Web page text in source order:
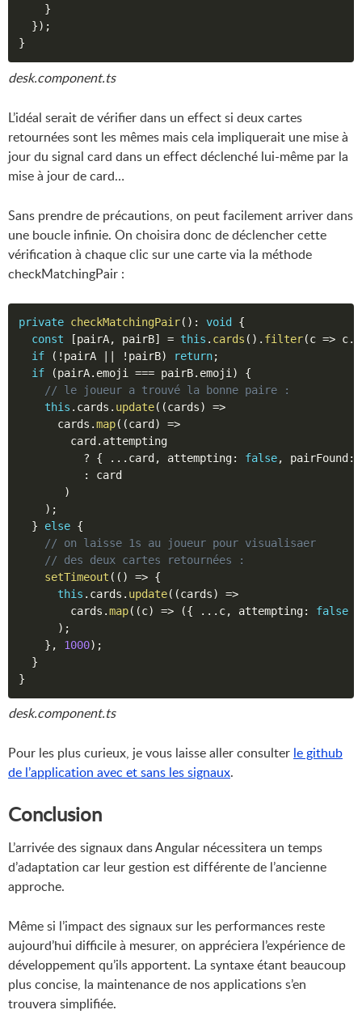
}
}) ;
}
desk.component.ts
L’idéal serait de vérifier dans un effect si deux cartes
retournées sont les mêmes mais cela impliquerait une mise à
jour du signal card dans un effect déclenché lui-même par la
mise à jour de card…
Sans prendre de précautions, on peut facilement arriver dans
une boucle infinie. On choisira donc de déclencher cette
vérification à chaque clic sur une carte via la méthode
checkMatchingPair :
private checkMatchingPair( ) : void {
const
[pairA, pairB] = this . cards ( ) . filter(c => c.
if
( ! pairA || ! pairB) return;
if
(pairA. emoji === pairB. emoji )
{
// le joueur a trouvé la bonne paire :
this . cards . update( (cards)
=>
      cards
.map( (card)
=>
        card
. attempting
?
{ ... card, attempting: false, pairFound:
:
card
)
) ;
}
else {
// on laisse 1s au joueur pour visualisaer
// des deux cartes retournées :
setTimeout ( ( ) => {
this . cards . update( (cards)
=>
        cards
.map( (c) => ({ ... c, attempting: false
) ;
} , 1000) ;
}
}
desk.component.ts
Pour les plus curieux, je vous laisse aller consulter le github
de l’application avec et sans les signaux.
Conclusion
L’arrivée des signaux dans Angular nécessitera un temps
d’adaptation car leur gestion est différente de l’ancienne
approche.
Même si l’impact des signaux sur les performances reste
aujourd’hui difficile à mesurer, on appréciera l’expérience de
développement qu’ils apportent. La syntaxe étant beaucoup
plus concise, la maintenance de nos applications s’en
trouvera simplifiée.